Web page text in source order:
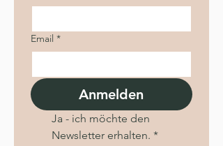
Email *
Anmelden
Ja - ich möchte den
Newsletter erhalten. *